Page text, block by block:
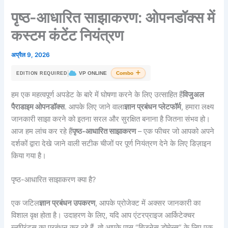
पृष्ठ-आधारित साझाकरण: ओपनडॉक्स में
कस्टम कंटेंट नियंत्रण
अप्रैल 9, 2026
EDITION REQUIRED | VP ONLINE Combo
हम एक महत्वपूर्ण अपडेट के बारे में घोषणा करने के लिए उत्साहित हैंविजुअल
पैराडाइम ओपनडॉक्स. आपके लिए जाने वालाज्ञान प्रबंधन प्लेटफॉर्म, हमारा लक्ष्य
जानकारी साझा करने को इतना सरल और सुरक्षित बनाना है जितना संभव हो।
आज हम लांच कर रहे हैंपृष्ठ-आधारित साझाकरण– एक फीचर जो आपको अपने
दर्शकों द्वारा देखे जाने वाली सटीक चीजों पर पूर्ण नियंत्रण देने के लिए डिज़ाइन
किया गया है।
पृष्ठ-आधारित साझाकरण क्या है?
एक जटिलज्ञान प्रबंधन उपकरण, आपके प्रोजेक्ट में अक्सर जानकारी का
विशाल वृक्ष होता है। उदाहरण के लिए, यदि आप एंटरप्राइज आर्किटेक्चर